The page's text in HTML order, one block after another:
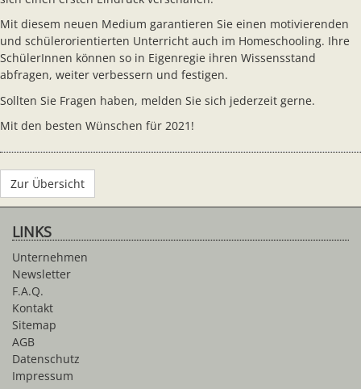
Mit diesem neuen Medium garantieren Sie einen motivierenden
und schülerorientierten Unterricht auch im Homeschooling. Ihre
SchülerInnen können so in Eigenregie ihren Wissensstand
abfragen, weiter verbessern und festigen.
Sollten Sie Fragen haben, melden Sie sich jederzeit gerne.
Mit den besten Wünschen für 2021!
Zur Übersicht
LINKS
Unternehmen
Newsletter
F.A.Q.
Kontakt
Sitemap
AGB
Datenschutz
Impressum